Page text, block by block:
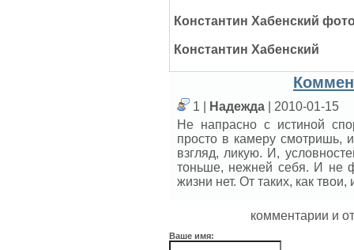
Константин Хабенский
Константин Хабенский
1 | Надежда
| 2010-01-15
Не напрасно с истиной
просто в камеру смотришь,
взгляд, ликую. И,
тоньше, нежней себя. И не
жизни нет. От таких, как
комментарии и
Ваше имя: